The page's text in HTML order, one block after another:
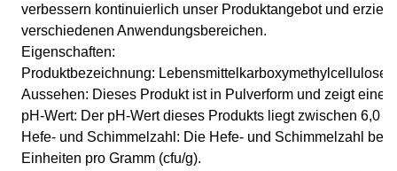
verbessern kontinuierlich unser Produktangebot und
verschiedenen Anwendungsbereichen.
Eigenschaften:
Produktbezeichnung: Lebensmittelkarboxymethylcellulose
Aussehen: Dieses Produkt ist in Pulverform und zeigt eine
pH-Wert: Der pH-Wert dieses Produkts liegt zwischen 6,0
Hefe- und Schimmelzahl: Die Hefe- und Schimmelzahl
Einheiten pro Gramm (cfu/g).